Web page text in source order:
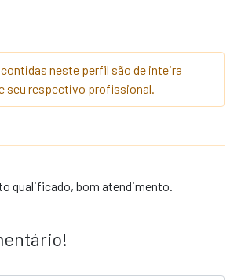
neste perfil são de inteira
seu respectivo profissional.
qualificado, bom atendimento.